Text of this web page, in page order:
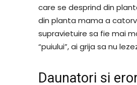
care se desprind din
din planta mama a
supravietuire sa fie mai
“puiului”, ai grija sa nu
Daunatori si